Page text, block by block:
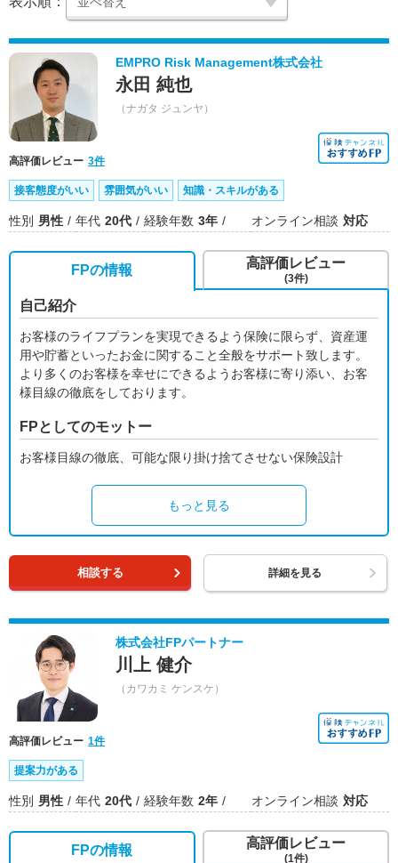
EMPRO Risk Management株式会社
永田 純也
（ナガタ ジュンヤ）
高評価レビュー 3件
接客態度がいい 雰囲気がいい 知識・スキルがある
性別 男性 年代 20代 経験年数 3年 オンライン相談 対応
FPの情報
自己紹介
お客様のライフプランを実現できるよう保険に限らず、資産運
用や貯蓄といったお金に関すること全般をサポート致します。
より多くのお客様を幸せにできるようお客様に寄り添い、お客
様目線の徹底をしております。
FPとしてのモットー
お客様目線の徹底、可能な限り掛け捨てさせない保険設計
もっと見る
高評価レビュー
(3件)
相談する 詳細を見る
株式会社FPパートナー
川上 健介
（カワカミ ケンスケ）
高評価レビュー 1件
提案力がある
性別 男性 年代 20代 経験年数 2年 オンライン相談 対応
FPの情報 高評価レビュー
(1件)